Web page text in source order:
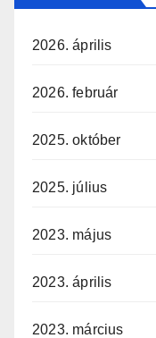
2026. április
2026. február
2025. október
2025. július
2023. május
2023. április
2023. március